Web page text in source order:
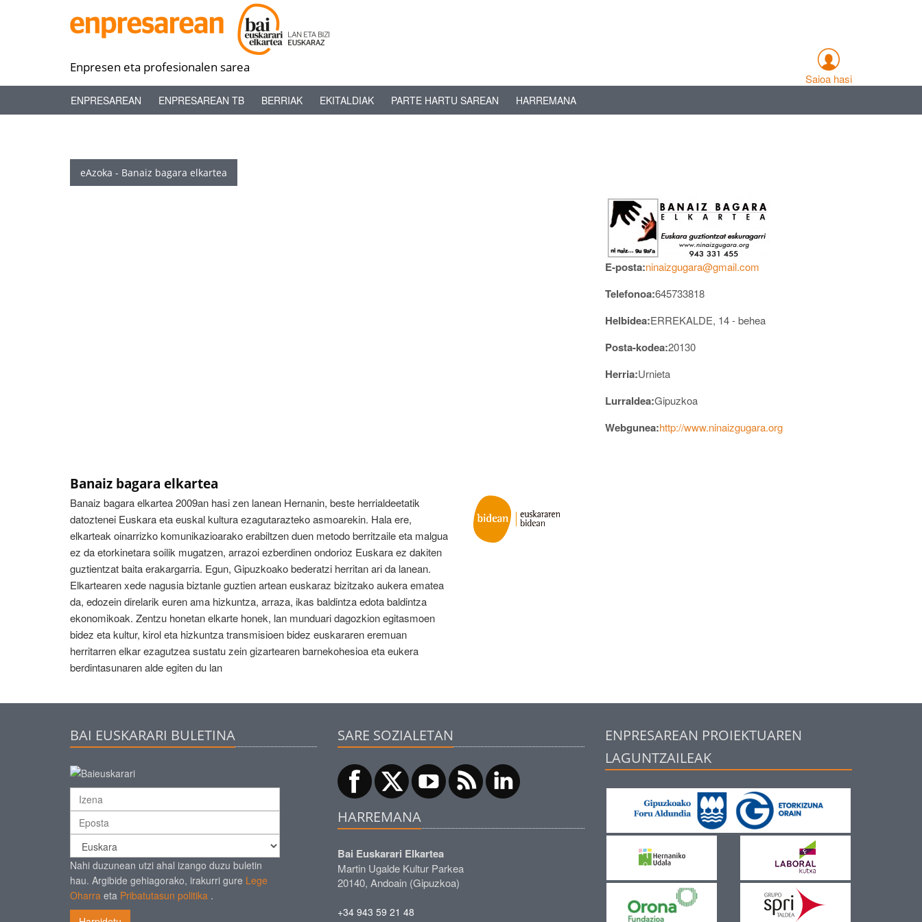
Enpresen eta profesionalen sarea
Saioa hasi
ENPRESAREAN ENPRESAREAN TB BERRIAK EKITALDIAK PARTE HARTU SAREAN HARREMANA
eAzoka - Banaiz bagara elkartea
Banaiz bagara elkartea
Banaiz bagara elkartea 2009an hasi zen lanean Hernanin, beste herrialdeetatik
datoztenei Euskara eta euskal kultura ezagutarazteko asmoarekin. Hala ere,
elkarteak oinarrizko komunikazioarako erabiltzen duen metodo berritzaile eta malgua
ez da etorkinetara soilik mugatzen, arrazoi ezberdinen ondorioz Euskara ez dakiten
guztientzat baita erakargarria. Egun, Gipuzkoako bederatzi herritan ari da lanean.
Elkartearen xede nagusia biztanle guztien artean euskaraz bizitzako aukera ematea
da, edozein direlarik euren ama hizkuntza, arraza, ikas baldintza edota baldintza
ekonomikoak. Zentzu honetan elkarte honek, lan munduari dagozkion egitasmoen
bidez eta kultur, kirol eta hizkuntza transmisioen bidez euskararen eremuan
herritarren elkar ezagutzea sustatu zein gizartearen barnekohesioa eta eukera
berdintasunaren alde egiten du lan
E-posta:ninaizgugara@gmail.com
Telefonoa:645733818
Helbidea:ERREKALDE, 14 - behea
Posta-kodea:20130
Herria:Urnieta
Lurraldea:Gipuzkoa
Webgunea:http://www.ninaizgugara.org
BAI EUSKARARI BULETINA
Nahi duzunean utzi ahal izango duzu buletin
hau. Argibide gehiagorako, irakurri gure Lege
Oharra eta Pribatutasun politika .
SARE SOZIALETAN
HARREMANA
Bai Euskarari Elkartea
Martin Ugalde Kultur Parkea
20140, Andoain (Gipuzkoa)
+34 943 59 21 48
ENPRESAREAN PROIEKTUAREN
LAGUNTZAILEAK